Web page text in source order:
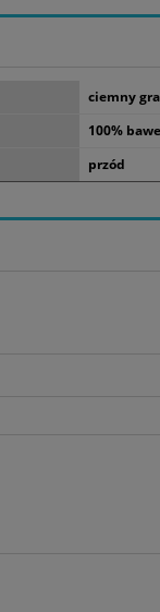
ciemny
100%
przód